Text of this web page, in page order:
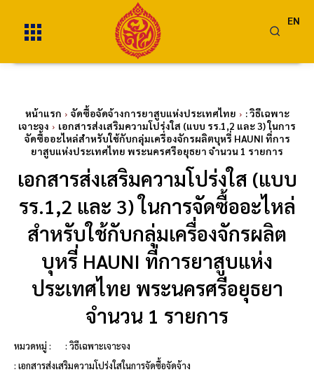
EN
หน้าแรก จัดซื้อจัดจ้างการยาสูบแห่งประเทศไทย
: วิธีเฉพาะ
เจาะจง
เอกสารส่งเสริมความโปร่งใส (แบบ รร.1,2 และ 3) ในการ
จัดซื้ออะไหล่สำหรับใช้กับกลุ่มเครื่องจักรผลิตบุหรี่ HAUNI ที่การ
ยาสูบแห่งประเทศไทย พระนครศรีอยุธยา จำนวน 1 รายการ
เอกสารส่งเสริมความโปร่งใส (แบบ
รร.1,2 และ 3) ในการจัดซื้ออะไหล่
สำหรับใช้กับกลุ่มเครื่องจักรผลิต
บุหรี่ HAUNI ที่การยาสูบแห่ง
ประเทศไทย พระนครศรีอยุธยา
จำนวน 1 รายการ
หมวดหมู่ :
: วิธีเฉพาะเจาะจง
: เอกสารส่งเสริมความโปร่งใสในการจัดซื้อจัดจ้าง